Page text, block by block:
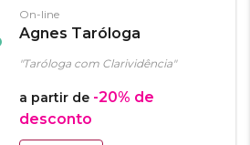
On-line
Agnes Taróloga
"Taróloga com Clarividência"
a partir de -20% de
desconto